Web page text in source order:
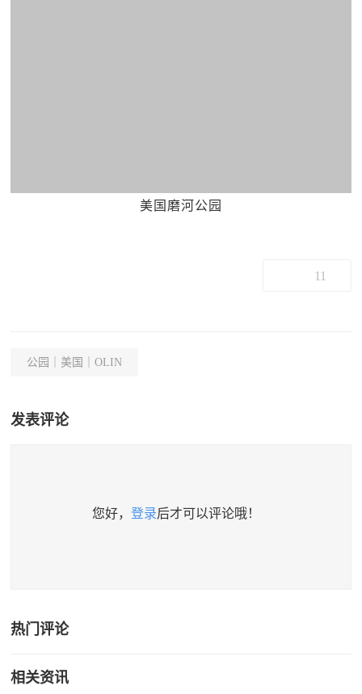
美国磨河公园
11
公园｜美国｜OLIN
发表评论
您好， 登录后才可以评论哦！
热门评论
相关资讯